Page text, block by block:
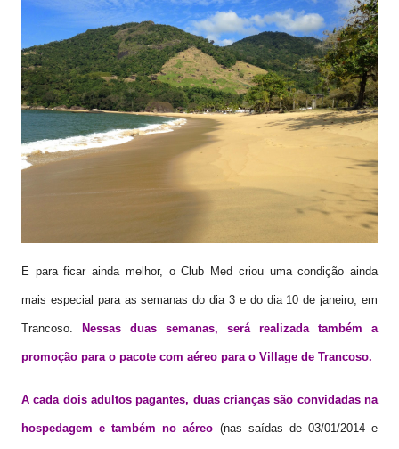
E para ficar ainda melhor, o Club Med criou uma condição ainda
mais especial para as semanas do dia 3 e do dia 10 de janeiro, em
Trancoso. Nessas duas semanas, será realizada também a
promoção para o pacote com aéreo para o Village de Trancoso.
A cada dois adultos pagantes, duas crianças são convidadas na
hospedagem e também no aéreo (nas saídas de 03/01/2014 e